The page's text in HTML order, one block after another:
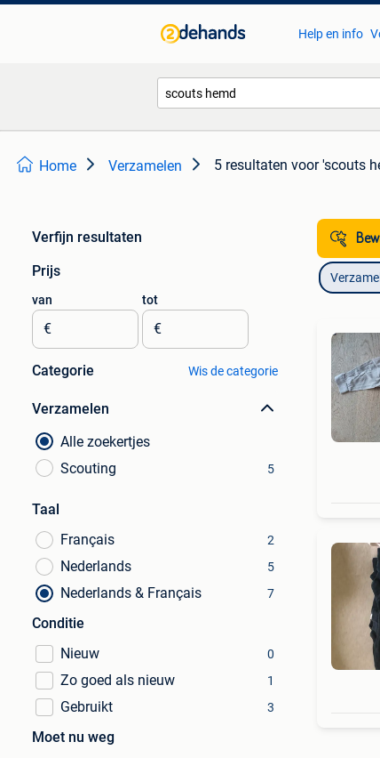
Help en info
Home Verzamelen 5 resultaten voor 'scouts
Verfijn resultaten
Prijs
van
€
tot
€
Categorie Wis de categorie
Verzamelen
Alle zoekertjes
Scouting
5
Taal
Français
2
Nederlands 5
Nederlands & Français 7
Conditie
Nieuw
0
Zo goed als nieuw 1
Gebruikt 3
Moet nu weg